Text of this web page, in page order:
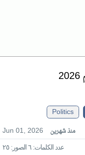
Politics
Jun 01, 2026
منذ شهرين
عدد الكلمات: ٦ الصور: ٢٥